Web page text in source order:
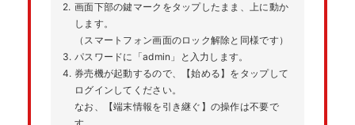
2. 画面下部の鍵マークをタップしたまま、上に動か
します。
（スマートフォン画面のロック解除と同様です）
3. パスワードに「admin」と入力します。
4. 券売機が起動するので、【始める】をタップして
ログインしてください。
なお、【端末情報を引き継ぐ】の操作は不要で